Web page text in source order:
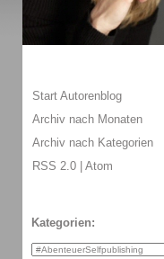
Start Autorenblog
Archiv nach Monaten
Archiv nach Kategorien
RSS 2.0 | Atom
Kategorien: